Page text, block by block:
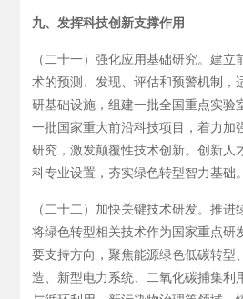
九、发挥科技创新支撑作用
（二十一）强化应用基础研究。建
术的预测、发现、评估和预警机制，
研基础设施，组建一批全国重点实验
一批国家重大前沿科技项目，着力加
研究，激发颠覆性技术创新。创新人
科专业设置，夯实绿色转型智力基础。
（二十二）加快关键技术研发。推进
将绿色转型相关技术作为国家重点研
要支持方向，聚焦能源绿色低碳转型
造、新型电力系统、二氧化碳捕集利